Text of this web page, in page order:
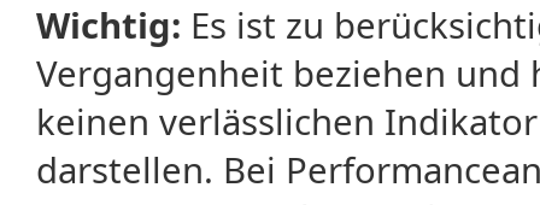
Wichtig: Es ist zu
Vergangenheit beziehen
keinen verlässlichen
darstellen. Bei